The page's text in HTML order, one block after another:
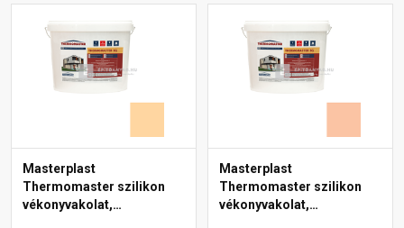
Masterplast
Thermomaster szilikon
vékonyvakolat,
Masterplast
Thermomaster szilikon
vékonyvakolat,